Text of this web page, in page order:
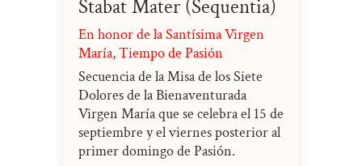
Stabat Mater (Sequentia)
En honor de la Santísima Virgen
María,Tiempo de Pasión
Secuencia de la Misa de los Siete
Dolores de la Bienaventurada
Virgen María que se celebra el 15 de
septiembre y el viernes posterior al
primer domingo de Pasión.